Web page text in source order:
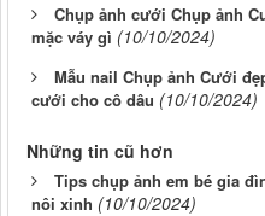
Chụp ảnh cưới Chụp ảnh
mặc váy gì (10/10/2024)
Mẫu nail Chụp ảnh Cưới
cưới cho cô dâu (10/10/2024)
Những tin cũ hơn
Tips chụp ảnh em bé gia
nôi xinh (10/10/2024)